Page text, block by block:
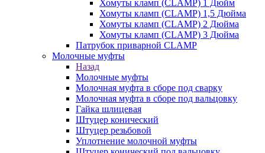
Хомуты кламп (CLAMP) 1 Дюйм
Хомуты кламп (CLAMP) 1,5 Дюйма
Хомуты кламп (CLAMP) 2 Дюйма
Хомуты кламп (CLAMP) 3 Дюйма
Патрубок приварной CLAMP
Молочные муфты
Назад
Молочные муфты
Молочная муфта в сборе под сварку
Молочная муфта в сборе под вальцовку
Гайка шлицевая
Штуцер конический
Штуцер резьбовой
Уплотнение молочной муфты